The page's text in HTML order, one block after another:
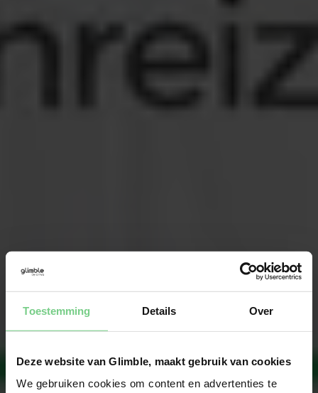
Toestemming Details Over
Deze website van Glimble, maakt gebruik van cookies
We gebruiken cookies om content en advertenties te